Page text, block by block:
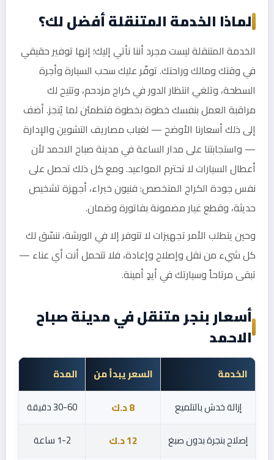
لماذا الخدمة المتنقلة أفضل لك؟
الخدمة المتنقلة ليست مجرد أننا نأتي إليك؛ إنها توفير حقيقي
في وقتك ومالك وراحتك. توفّر عليك سحب السيارة وأجرة
السطحة، وتلغي انتظار الدور في كراج مزدحم، وتتيح لك
مراقبة العمل بنفسك خطوة بخطوة فتطمئن لما يُنجز. أضف
إلى ذلك أسعارنا الأوضح — لغياب مصاريف التشوين والإدارة
— واستجابتنا على مدار الساعة في مدينة صباح الاحمد لأن
أعطال السيارات لا تحترم المواعيد. ومع كل ذلك تحصل على
نفس جودة الكراج المتخصص: فنيون خبراء، أجهزة تشخيص
حديثة، وقطع غيار مضمونة بفاتورة وضمان.
وحين يتطلب الأمر تجهيزات لا تتوفر إلا في الورشة، ننسّق لك
كل شيء من نقل وإصلاح وإعادة، فلا تتحمل أنت أي عناء —
تبقى مرتاحاً وسيارتك في أيدٍ أمينة.
أسعار بنجر متنقل في مدينة صباح
الاحمد
الخدمة السعر يبدأ من
المدة
إزالة خدش بالتلميع
8 د.ك
30-60 دقيقة
إصلاح بنجرة بدون صبغ
12 د.ك
1-2 ساعة